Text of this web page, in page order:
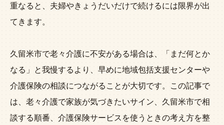
重なると、夫婦やきょうだいだけで続けるには限界が出
てきます。
久留米市で老々介護に不安がある場合は、「まだ何とか
なる」と我慢するより、早めに地域包括支援センターや
介護保険の相談につながることが大切です。この記事で
は、老々介護で家族が気づきたいサイン、久留米市で相
談する順番、介護保険サービスを使うときの考え方を整